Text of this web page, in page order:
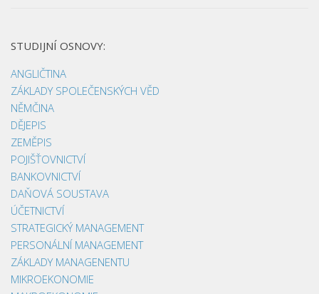
STUDIJNÍ OSNOVY:
ANGLIČTINA
ZÁKLADY SPOLEČENSKÝCH VĚD
NĚMČINA
DĚJEPIS
ZEMĚPIS
POJIŠŤOVNICTVÍ
BANKOVNICTVÍ
DAŇOVÁ SOUSTAVA
ÚČETNICTVÍ
STRATEGICKÝ MANAGEMENT
PERSONÁLNÍ MANAGEMENT
ZÁKLADY MANAGENENTU
MIKROEKONOMIE